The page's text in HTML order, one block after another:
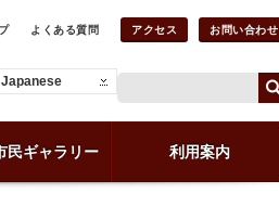
よくある質問 アクセス お問い合わせ
Japanese
民ギャラリー 利用案内